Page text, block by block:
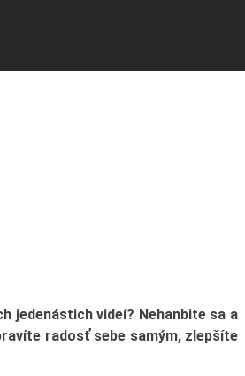
jedenástich videí? Nehanbite sa a
radosť sebe samým, zlepšíte